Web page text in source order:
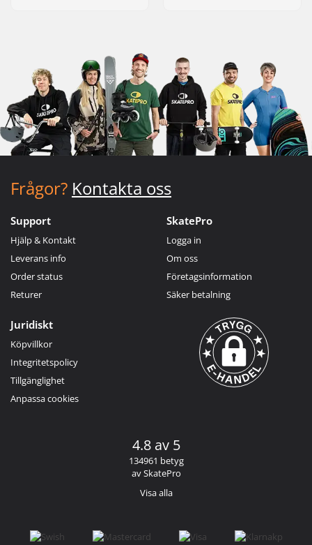
Frågor? Kontakta oss
Support
Hjälp & Kontakt
Leverans info
Order status
Returer
SkatePro
Logga in
Om oss
Företagsinformation
Säker betalning
Juridiskt
Köpvillkor
Integritetspolicy
Tillgänglighet
Anpassa cookies
4.8 av 5
134961 betyg
av SkatePro
Visa alla